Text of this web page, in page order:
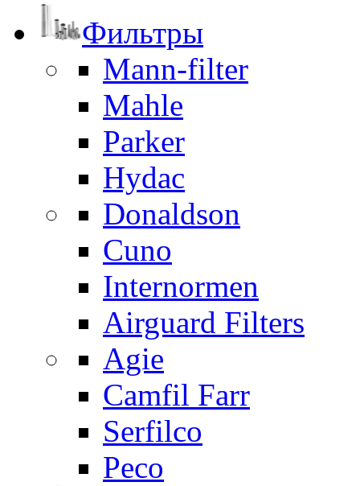
Фильтры
Mann-filter
Mahle
Parker
Hydac
Donaldson
Cuno
Internormen
Airguard Filters
Agie
Camfil Farr
Serfilco
Peco